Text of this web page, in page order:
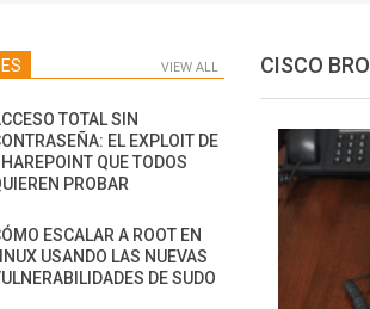
CISCO
VIEW ALL
TOTAL SIN
EL EXPLOIT DE
QUE TODOS
PROBAR
ESCALAR A ROOT EN
USANDO LAS NUEVAS
DE SUDO